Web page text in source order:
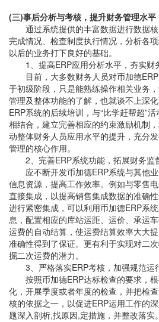
(三)事后分析与考核，提升财务管理水平
通过系统提供的丰富数据进行数据核
完成情况、检查制度执行情况，分析各
以后的业务打下良好的基础。
1、提高ERP应用分析水平，夯实财
目前，大多数财务人员对币加德ERP
于初级阶段，只是能熟练操作相关业务
管理及整体功能的了解，也就谈不上深
ERP系统的后续培训，与“比学赶帮超”
相结合，建立完善相应的约束激励机制
动整体财务人员应用水平的提升，充分
管理的核心作用。
2、完善ERP系统功能，拓展财务监
应不断开发币加德ERP系统与其他业
信息资源，提高工作效率。例如与零售
直接集成，以提高销售集成数据的准确
进行紧密集成，可以利用币加德ERP系
息，配置相应的库站运距、运价、承运
运费的自动结算，使运费结算效率大大提
准确性得到了保证。更有利于实现对二
掘二次运费的潜力。
3、严格落实ERP考核，加强规范运
按照币加德ERP达标检查的要求，根
化，开展季度或者年度的检查，并把检
核的依据之一，以促进ERP运用工作的
题深入剖析,找原因,定措施，并整改落实。